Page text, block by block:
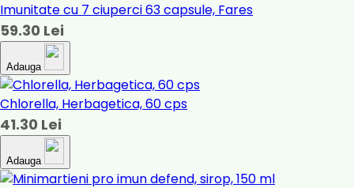
Imunitate cu 7 ciuperci 63 capsule, Fares
59.30 Lei
Adauga
Chlorella, Herbagetica, 60 cps
41.30 Lei
Adauga